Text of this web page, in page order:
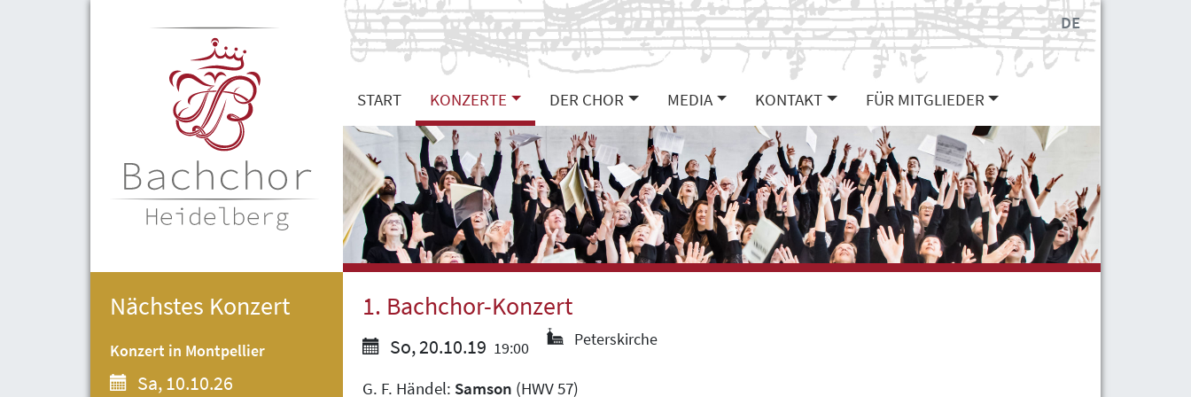
START KONZERTE DER CHOR MEDIA KONTAKT FÜR MITGLIEDER
DE
1. Bachchor-Konzert
So, 20.10.19 19:00 Peterskirche
G. F. Händel: Samson (HWV 57)
Nächstes Konzert
Konzert in Montpellier
Sa, 10.10.26